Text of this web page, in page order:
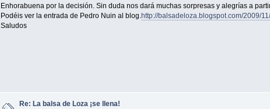
Enhorabuena por la decisión. Sin duda nos dará muchas sorpresas y alegrías a
Podéis ver la entrada de Pedro Nuin al blog.http://balsadeloza.blogspot.com/2009/
Saludos
Re: La balsa de Loza ¡se llena!